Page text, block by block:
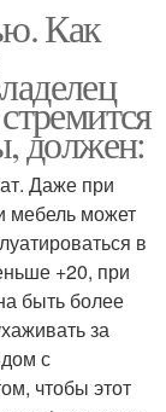
Как
должен:
Даже при
мебель может
в
+20, при
быть более
за
с
чтобы этот